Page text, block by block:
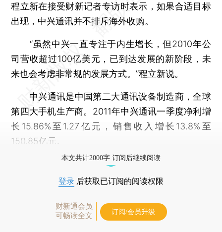
程立新在接受财新记者专访时表示，如果合适目标
出现，中兴通讯并不排斥海外收购。
“虽然中兴一直专注于内生增长，但2010年公
司营收超过100亿美元，已到达发展的新阶段，未
来也会考虑非常规的发展方式。”程立新说。
中兴通讯是中国第二大通讯设备制造商，全球
第四大手机生产商。2011年中兴通讯一季度净利增
长15.86%至1.27亿元，销售收入增长13.8%至
150.85亿元。
本文共计2000字 订阅后继续阅读
登录 后获取已订阅的阅读权限
财新通会员
可畅读全文
订阅/会员升级